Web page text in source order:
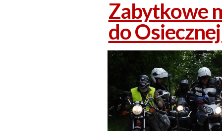
Zabytkowe
do